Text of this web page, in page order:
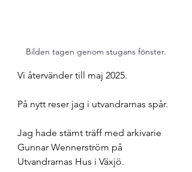
Bilden tagen genom stugans fönster.
Vi återvänder till maj 2025.
På nytt reser jag i utvandrarnas spår.
Jag hade stämt träff med arkivarie
Gunnar Wennerström på
Utvandrarnas Hus i Växjö.